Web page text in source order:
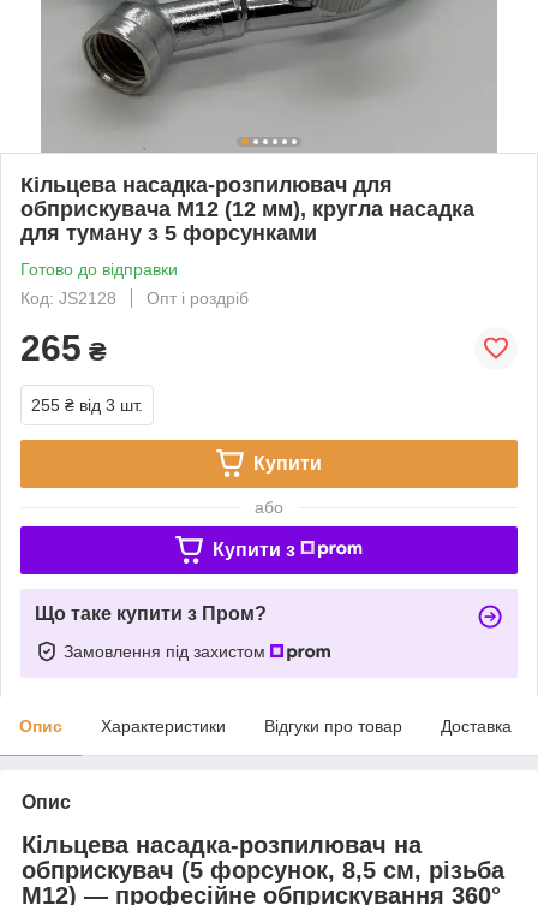
Кільцева насадка-розпилювач для
обприскувача М12 (12 мм), кругла насадка
для туману з 5 форсунками
Готово до відправки
Код: JS2128
Опт і роздріб
265 ₴
255 ₴ від 3 шт.
Купити
або
Купити з
Що таке купити з Пром?
Замовлення під захистом
Опис Характеристики Відгуки про товар Доставка
Опис
Кільцева насадка-розпилювач на
обприскувач (5 форсунок, 8,5 см, різьба
М12) — професійне обприскування 360°